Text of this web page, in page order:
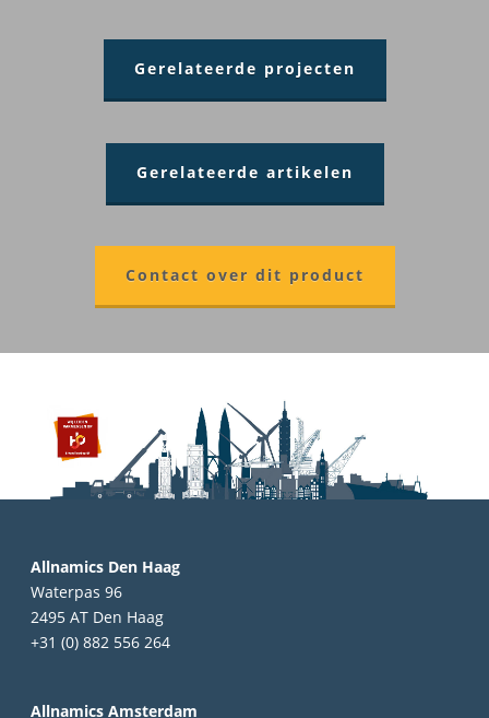
Gerelateerde projecten
Gerelateerde artikelen
Contact over dit product
Allnamics Den Haag
Waterpas 96
2495 AT Den Haag
+31 (0) 882 556 264
Allnamics Amsterdam